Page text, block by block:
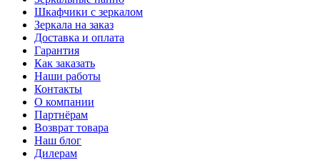
Шкафчики с зеркалом
Зеркала на заказ
Доставка и оплата
Гарантия
Как заказать
Наши работы
Контакты
О компании
Партнёрам
Возврат товара
Наш блог
Дилерам